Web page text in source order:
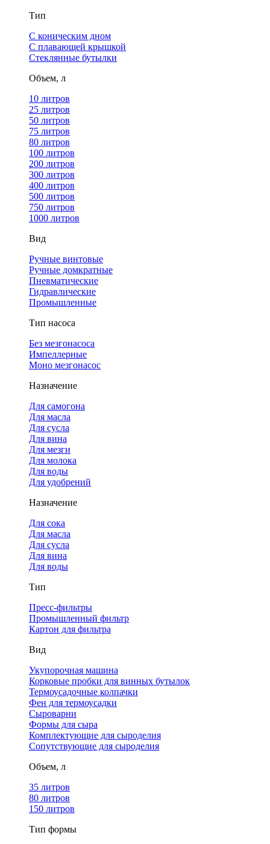
Тип
С коническим дном
С плавающей крышкой
Стеклянные бутылки
Объем, л
10 литров
25 литров
50 литров
75 литров
80 литров
100 литров
200 литров
300 литров
400 литров
500 литров
750 литров
1000 литров
Вид
Ручные винтовые
Ручные домкратные
Пневматические
Гидравлические
Промышленные
Тип насоса
Без мезгонасоса
Импеллерные
Моно мезгонасос
Назначение
Для самогона
Для масла
Для сусла
Для вина
Для мезги
Для молока
Для воды
Для удобрений
Назначение
Для сока
Для масла
Для сусла
Для вина
Для воды
Тип
Пресс-фильтры
Промышленный фильтр
Картон для фильтра
Вид
Укупорочная машина
Корковые пробки для винных бутылок
Термоусадочные колпачки
Фен для термоусадки
Сыроварни
Формы для сыра
Комплектующие для сыроделия
Сопутствующие для сыроделия
Объем, л
35 литров
80 литров
150 литров
Тип формы